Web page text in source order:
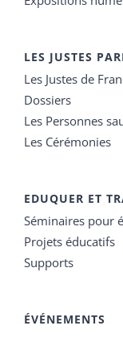
LES JUSTES
Les Justes de
Dossiers
Les Personnes
Les Cérémonies
EDUQUER ET
Séminaires pour
Projets éducatifs
Supports
ÉVÉNEMENTS